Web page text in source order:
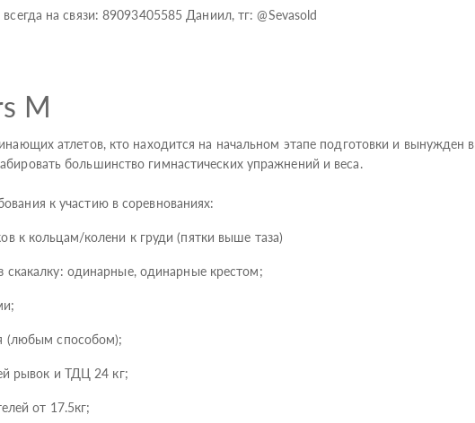
на связи: 89093405585 Даниил, тг: @Sevasold
М
атлетов, кто находится на начальном этапе подготовки и вынужден в
большинство гимнастических упражнений и веса.
к участию в соревнованиях:
кольцам/колени к груди (пятки выше таза)
одинарные, одинарные крестом;
способом);
рывок и ТДЦ 24 кг;
от 17.5кг;